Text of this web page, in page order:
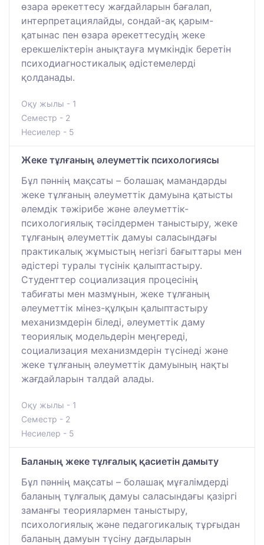
өзара әрекеттесу жағдайларын бағалап,
интерпретациялайды, сондай-ақ қарым-
қатынас пен өзара әрекеттесудің жеке
ерекшеліктерін анықтауға мүмкіндік беретін
психодиагностикалық әдістемелерді
қолданады.
Оқу жылы - 1
Семестр - 2
Несиелер - 5
Жеке тұлғаның әлеуметтік психологиясы
Бұл пәннің мақсаты – болашақ мамандарды
жеке тұлғаның әлеуметтік дамуына қатысты
әлемдік тәжірибе және әлеуметтік-
психологиялық тәсілдермен таныстыру, жеке
тұлғаның әлеуметтік дамуы саласындағы
практикалық жұмыстың негізгі бағыттары мен
әдістері туралы түсінік қалыптастыру.
Студенттер социализация процесінің
табиғаты мен мазмұнын, жеке тұлғаның
әлеуметтік мінез-құлқын қалыптастыру
механизмдерін біледі, әлеуметтік даму
теориялық модельдерін меңгереді,
социализация механизмдерін түсінеді және
жеке тұлғаның әлеуметтік дамуының нақты
жағдайларын талдай алады.
Оқу жылы - 1
Семестр - 2
Несиелер - 5
Баланың жеке тұлғалық қасиетін дамыту
Бұл пәннің мақсаты – болашақ мұғалімдерді
баланың тұлғалық дамуы саласындағы қазіргі
заманғы теориялармен таныстыру,
психологиялық және педагогикалық тұрғыдан
баланың дамуын түсіну дағдыларын